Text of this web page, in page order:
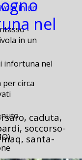
in un
-
in un
circa
nel
infortuna nel
caduta,
soccorso-
santa-